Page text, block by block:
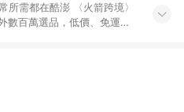
需都在酷澎 〈火箭跨境〉
數百萬選品，低價、免運，
、火箭跨境優質選品不限金